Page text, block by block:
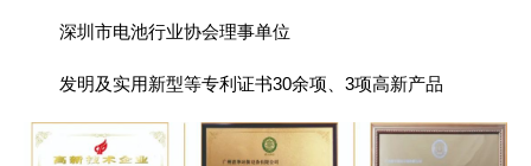
深圳市电池行业协会理事单位
发明及实用新型等专利证书30余项、3项高新产品